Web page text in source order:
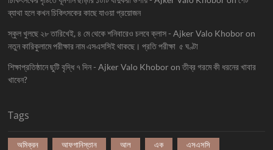
ব্যাথা হলে কখন চিকিৎসকের কাছে যাওয়া প্রয়োজন
স্কুল খুলছে ২৮ তারিখেই, ৪ মে থেকে শনিবারেও চলবে ক্লাস - Ajker Valo Khobor on
নতুন কারিকুলামে পরীক্ষার নাম এসএসসিই থাকছে। প্রতি পরীক্ষা ৫ ঘণ্টা
শিক্ষাপ্রতিষ্ঠানে ছুটি বৃদ্ধি ৭ দিন - Ajker Valo Khobor onতীব্র গরমে কী ধরনের খাবার
খাবেন?
Tags
অমিক্রন আফগানিস্তান আল এক এসএসসি